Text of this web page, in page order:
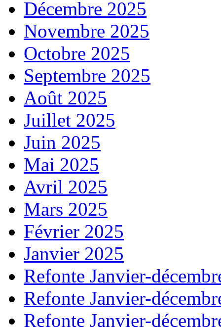
Décembre 2025
Novembre 2025
Octobre 2025
Septembre 2025
Août 2025
Juillet 2025
Juin 2025
Mai 2025
Avril 2025
Mars 2025
Février 2025
Janvier 2025
Refonte Janvier-
Refonte Janvier-
Refonte Janvier-